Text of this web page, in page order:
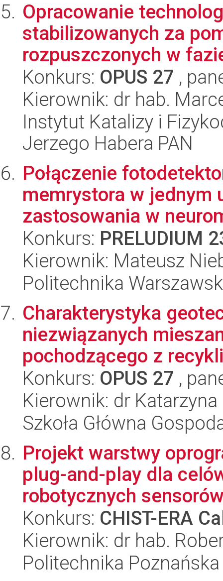
Opracowanie
stabilizowanych za
rozpuszczonych w
Konkurs: OPUS 27 ,
Kierownik: dr hab.
Instytut Katalizy i
Jerzego Habera PAN
Połączenie
memrystora w jednym
zastosowania w
Konkurs: PRELUDIUM
Kierownik: Mateusz
Politechnika
Charakterystyka
niezwiązanych
pochodzącego z
Konkurs: OPUS 27 ,
Kierownik: dr
Szkoła Główna
Projekt warstwy
plug-and-play dla
robotycznych
Konkurs: CHIST-ERA
Kierownik: dr hab.
Politechnika Poznańska